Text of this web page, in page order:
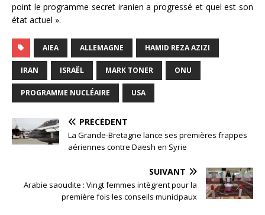
point le programme secret iranien a progressé et quel est son
état actuel ».
AIEA ALLEMAGNE HAMID REZA AZIZI
IRAN ISRAËL MARK TONER ONU
PROGRAMME NUCLÉAIRE USA
PRÉCÉDENT
La Grande-Bretagne lance ses premières frappes
aériennes contre Daesh en Syrie
SUIVANT
Arabie saoudite : Vingt femmes intègrent pour la
première fois les conseils municipaux